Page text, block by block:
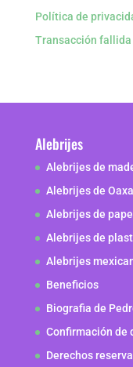
Política de
Transacción fallida
Alebrijes
Alebrijes de
Alebrijes de
Alebrijes de
Alebrijes de
Alebrijes
Beneficios
Biografia de
Confirmación de
Derechos